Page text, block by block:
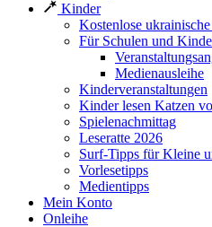
Kinder
Kostenlose
Für Schulen und
Medienausleihe
Kinderveranstaltungen
Kinder lesen Katzen
Spielenachmittag
Leseratte 2026
Surf-Tipps für Kleine
Vorlesetipps
Medientipps
Mein Konto
Onleihe